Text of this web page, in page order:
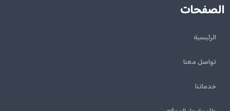
الصفحات
الرئيسية
تواصل معنا
خدماتنا